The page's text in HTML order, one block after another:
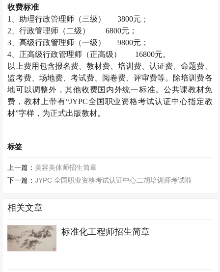
收费标准
1、助理行政管理师 （三级）
3800元；
2、行政管理师 （二级）
6800元；
3、高级行政管理师 （一级）
9800元；
4、正高级行政管理师 （正高级）
16800元。
以上费用包含报名费、教材费、培训费、认证费、命题费、
监考费、场地费、考试费、阅卷费、评审费等。除培训费各
地可以调整外，其他收费国内外统一标准。公共课教材免
费，教材上带有“JYPC全国职业资格考试认证中心指定教
材”字样，为正式出版教材。
标签
上一篇： 美容美体师招生简章
下一篇：JYPC 全国职业资格考试认证中心二胡培训师考试啦
相关文章
标准化工程师招生简章